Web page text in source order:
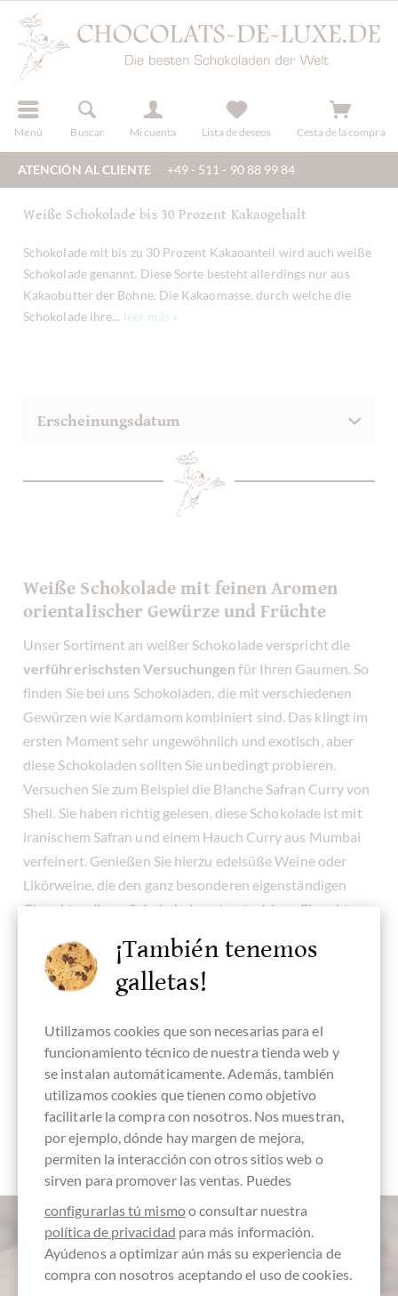
Menú Buscar Mi cuenta
registro Lista de deseos Cesta de la compra
ATENCIÓN AL CLIENTE +49 - 511 - 90 88 99 84
Weiße Schokolade bis 30 Prozent Kakaogehalt
Schokolade mit bis zu 30 Prozent Kakaoanteil wird auch weiße
Schokolade genannt. Diese Sorte besteht allerdings nur aus
Kakaobutter der Bohne. Die Kakaomasse, durch welche die
Schokolade ihre... leer más »
Weiße Schokolade mit feinen Aromen
orientalischer Gewürze und Früchte
Unser Sortiment an weißer Schokolade verspricht die
verführerischsten Versuchungen für Ihren Gaumen. So
finden Sie bei uns Schokoladen, die mit verschiedenen
Gewürzen wie Kardamom kombiniert sind. Das klingt im
ersten Moment sehr ungewöhnlich und exotisch, aber
diese Schokoladen sollten Sie unbedingt probieren.
Versuchen Sie zum Beispiel die Blanche Safran Curry von
Shell. Sie haben richtig gelesen, diese Schokolade ist mit
iranischem Safran und einem Hauch Curry aus Mumbai
verfeinert. Genießen Sie hierzu edelsüße Weine oder
Likörweine, die den ganz besonderen eigenständigen
Charakter dieser Schokolade unterstreichen. Ein echter
Rococo. Und wer es gerne fruchtig oder nussig mag, der
kommt bei uns ebenfalls in den Genuss köstlicher
gerösteten und gesalzenen Mandeln, Haselnüssen und
Pistazien von Venchi. Oder die Blanche Fruit Rouge mit
Preiselbeeren, Cranberries und Erdbeeren von Schell.
¡También tenemos
galletas!
Utilizamos cookies que son necesarias para el
funcionamiento técnico de nuestra tienda web y
se instalan automáticamente. Además, también
utilizamos cookies que tienen como objetivo
facilitarle la compra con nosotros. Nos muestran,
por ejemplo, dónde hay margen de mejora,
permiten la interacción con otros sitios web o
sirven para promover las ventas. Puedes
configurarlas tú mismoo consultar nuestra
política de privacidad para más información.
Ayúdenos a optimizar aún más su experiencia de
compra con nosotros aceptando el uso de cookies.